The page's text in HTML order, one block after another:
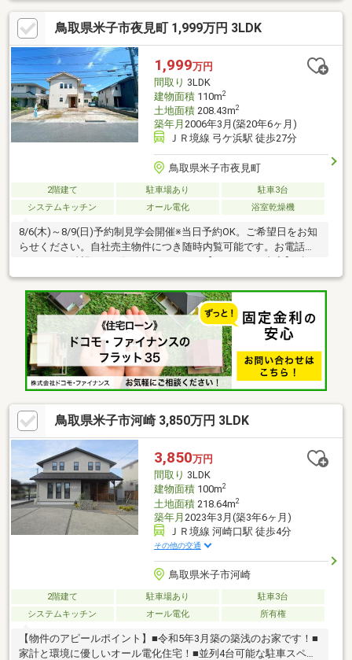
鳥取県米子市夜見町 1,999万円 3LDK
1,999万円
間取り 3LDK
建物面積110m2
土地面積208.43m2
築年月 2006年3月(築20年6ヶ月)
ＪＲ境線 弓ケ浜駅 徒歩27分
鳥取県米子市夜見町
2階建て 駐車場あり
駐車3台
システムキッチン
オール電化 浴室乾燥機
8/6(木)～8/9(日)予約制見学会開催※当日予約OK。ご希望日をお知
らせください。自社売主物件につき随時内覧可能です。お電話か
準シロアリ防除工事、クリーニング、鍵交換、雨漏り点検、設備
点検●外構・外装外壁塗装or張替●水回りシステムキッチン交換、
トイレ交換、洗面化粧台交換●内装クロス張替え●その他設備イン
ターホン設置、火災警報器設置、照明器具交換【おすすめポイン
ト】・本物件は条件により住宅ローン減税が適用されます。・雨
漏り、構造上主要な部分の欠陥や・腐食、給排水管の故障や漏水
についてお引渡し
鳥取県米子市河崎 3,850万円 3LDK
3,850万円
間取り 3LDK
建物面積100m2
土地面積218.64m2
築年月 2023年3月(築3年6ヶ月)
ＪＲ境線 河崎口駅 徒歩4分
その他の交通
鳥取県米子市河崎
2階建て 駐車場あり
駐車3台
システムキッチン
オール電化 所有権
【物件のアピールポイント】■令和5年3月築の築浅のお家です！■
家計と環境に優しいオール電化住宅！■並列4台可能な駐車スペー